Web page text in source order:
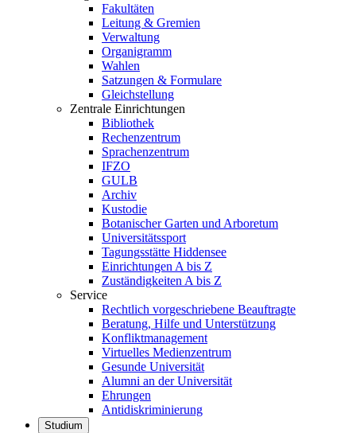
Fakultäten
Leitung & Gremien
Verwaltung
Organigramm
Wahlen
Satzungen & Formulare
Gleichstellung
Zentrale Einrichtungen
Bibliothek
Rechenzentrum
Sprachenzentrum
IFZO
GULB
Archiv
Kustodie
Botanischer Garten und Arboretum
Universitätssport
Tagungsstätte Hiddensee
Einrichtungen A bis Z
Zuständigkeiten A bis Z
Service
Rechtlich vorgeschriebene Beauftragte
Beratung, Hilfe und Unterstützung
Konfliktmanagement
Virtuelles Medienzentrum
Gesunde Universität
Alumni an der Universität
Ehrungen
Antidiskriminierung
Studium